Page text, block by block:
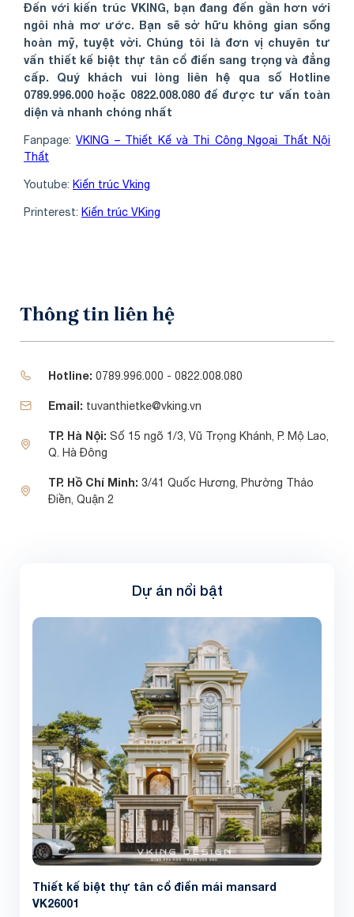
Đến với kiến trúc VKING, bạn đang đến gần hơn với
ngôi nhà mơ ước. Bạn sẽ sở hữu không gian sống
hoàn mỹ, tuyệt vời. Chúng tôi là đơn vị chuyên tư
vấn thiết kế biệt thự tân cổ điển sang trọng và đẳng
cấp. Quý khách vui lòng liên hệ qua số Hotline
0789.996.000 hoặc 0822.008.080 để được tư vấn toàn
diện và nhanh chóng nhất
Fanpage:VKING – Thiết Kế và Thi Công Ngoại Thất Nội
Thất
Youtube: Kiến trúc Vking
Printerest: Kiến trúc VKing
Thông tin liên hệ
Hotline: 0789.996.000 - 0822.008.080
Email: tuvanthietke@vking.vn
TP. Hà Nội: Số 15 ngõ 1/3, Vũ Trọng Khánh, P. Mộ Lao,
Q. Hà Đông
TP. Hồ Chí Minh: 3/41 Quốc Hương, Phường Thảo
Điền, Quận 2
Dự án nổi bật
Thiết kế biệt thự tân cổ điển mái mansard
VK26001